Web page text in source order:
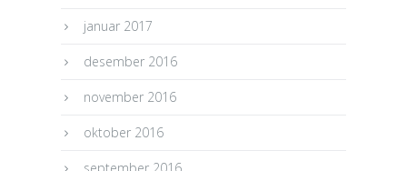
januar 2017
desember 2016
november 2016
oktober 2016
september 2016